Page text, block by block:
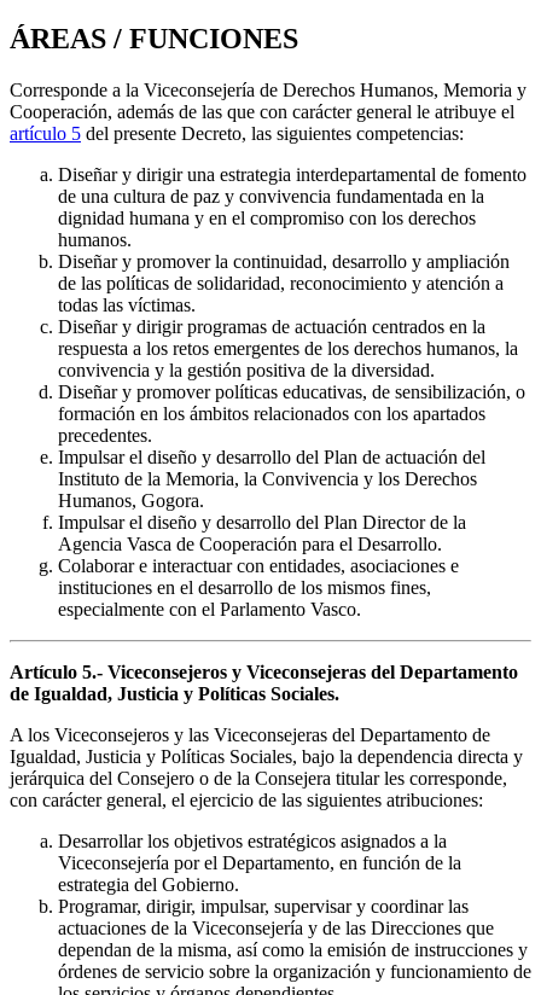
ÁREAS / FUNCIONES
Corresponde a la Viceconsejería de Derechos Humanos, Memoria y
Cooperación, además de las que con carácter general le atribuye el
artículo 5 del presente Decreto, las siguientes competencias:
Diseñar y dirigir una estrategia interdepartamental de fomento
de una cultura de paz y convivencia fundamentada en la
dignidad humana y en el compromiso con los derechos
humanos.
Diseñar y promover la continuidad, desarrollo y ampliación
de las políticas de solidaridad, reconocimiento y atención a
todas las víctimas.
Diseñar y dirigir programas de actuación centrados en la
respuesta a los retos emergentes de los derechos humanos, la
convivencia y la gestión positiva de la diversidad.
Diseñar y promover políticas educativas, de sensibilización, o
formación en los ámbitos relacionados con los apartados
precedentes.
Impulsar el diseño y desarrollo del Plan de actuación del
Instituto de la Memoria, la Convivencia y los Derechos
Humanos, Gogora.
Impulsar el diseño y desarrollo del Plan Director de la
Agencia Vasca de Cooperación para el Desarrollo.
Colaborar e interactuar con entidades, asociaciones e
instituciones en el desarrollo de los mismos fines,
especialmente con el Parlamento Vasco.
Artículo 5.- Viceconsejeros y Viceconsejeras del Departamento
de Igualdad, Justicia y Políticas Sociales.
A los Viceconsejeros y las Viceconsejeras del Departamento de
Igualdad, Justicia y Políticas Sociales, bajo la dependencia directa y
jerárquica del Consejero o de la Consejera titular les corresponde,
con carácter general, el ejercicio de las siguientes atribuciones:
Desarrollar los objetivos estratégicos asignados a la
Viceconsejería por el Departamento, en función de la
estrategia del Gobierno.
Programar, dirigir, impulsar, supervisar y coordinar las
actuaciones de la Viceconsejería y de las Direcciones que
dependan de la misma, así como la emisión de instrucciones y
órdenes de servicio sobre la organización y funcionamiento de